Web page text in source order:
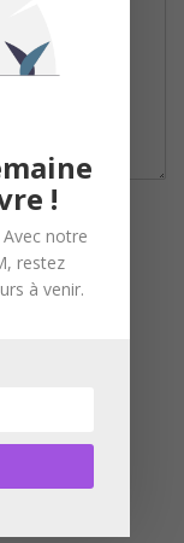
!
notre
restez
à venir.